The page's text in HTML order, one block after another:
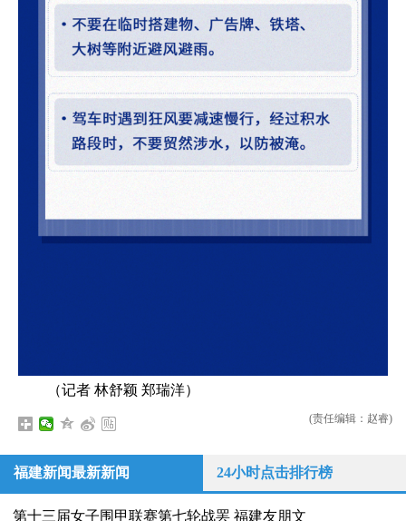
（记者 林舒颖 郑瑞洋）
(责任编辑：赵睿)
福建新闻最新新闻 24小时点击排行榜
第十三届女子围甲联赛第七轮战罢 福建友朋文